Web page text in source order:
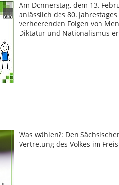
Am Donnerstag, dem 13.
anlässlich des 80.
verheerenden Folgen von
Diktatur und Nationalismus
Was wählen?: Den
Vertretung des Volkes im